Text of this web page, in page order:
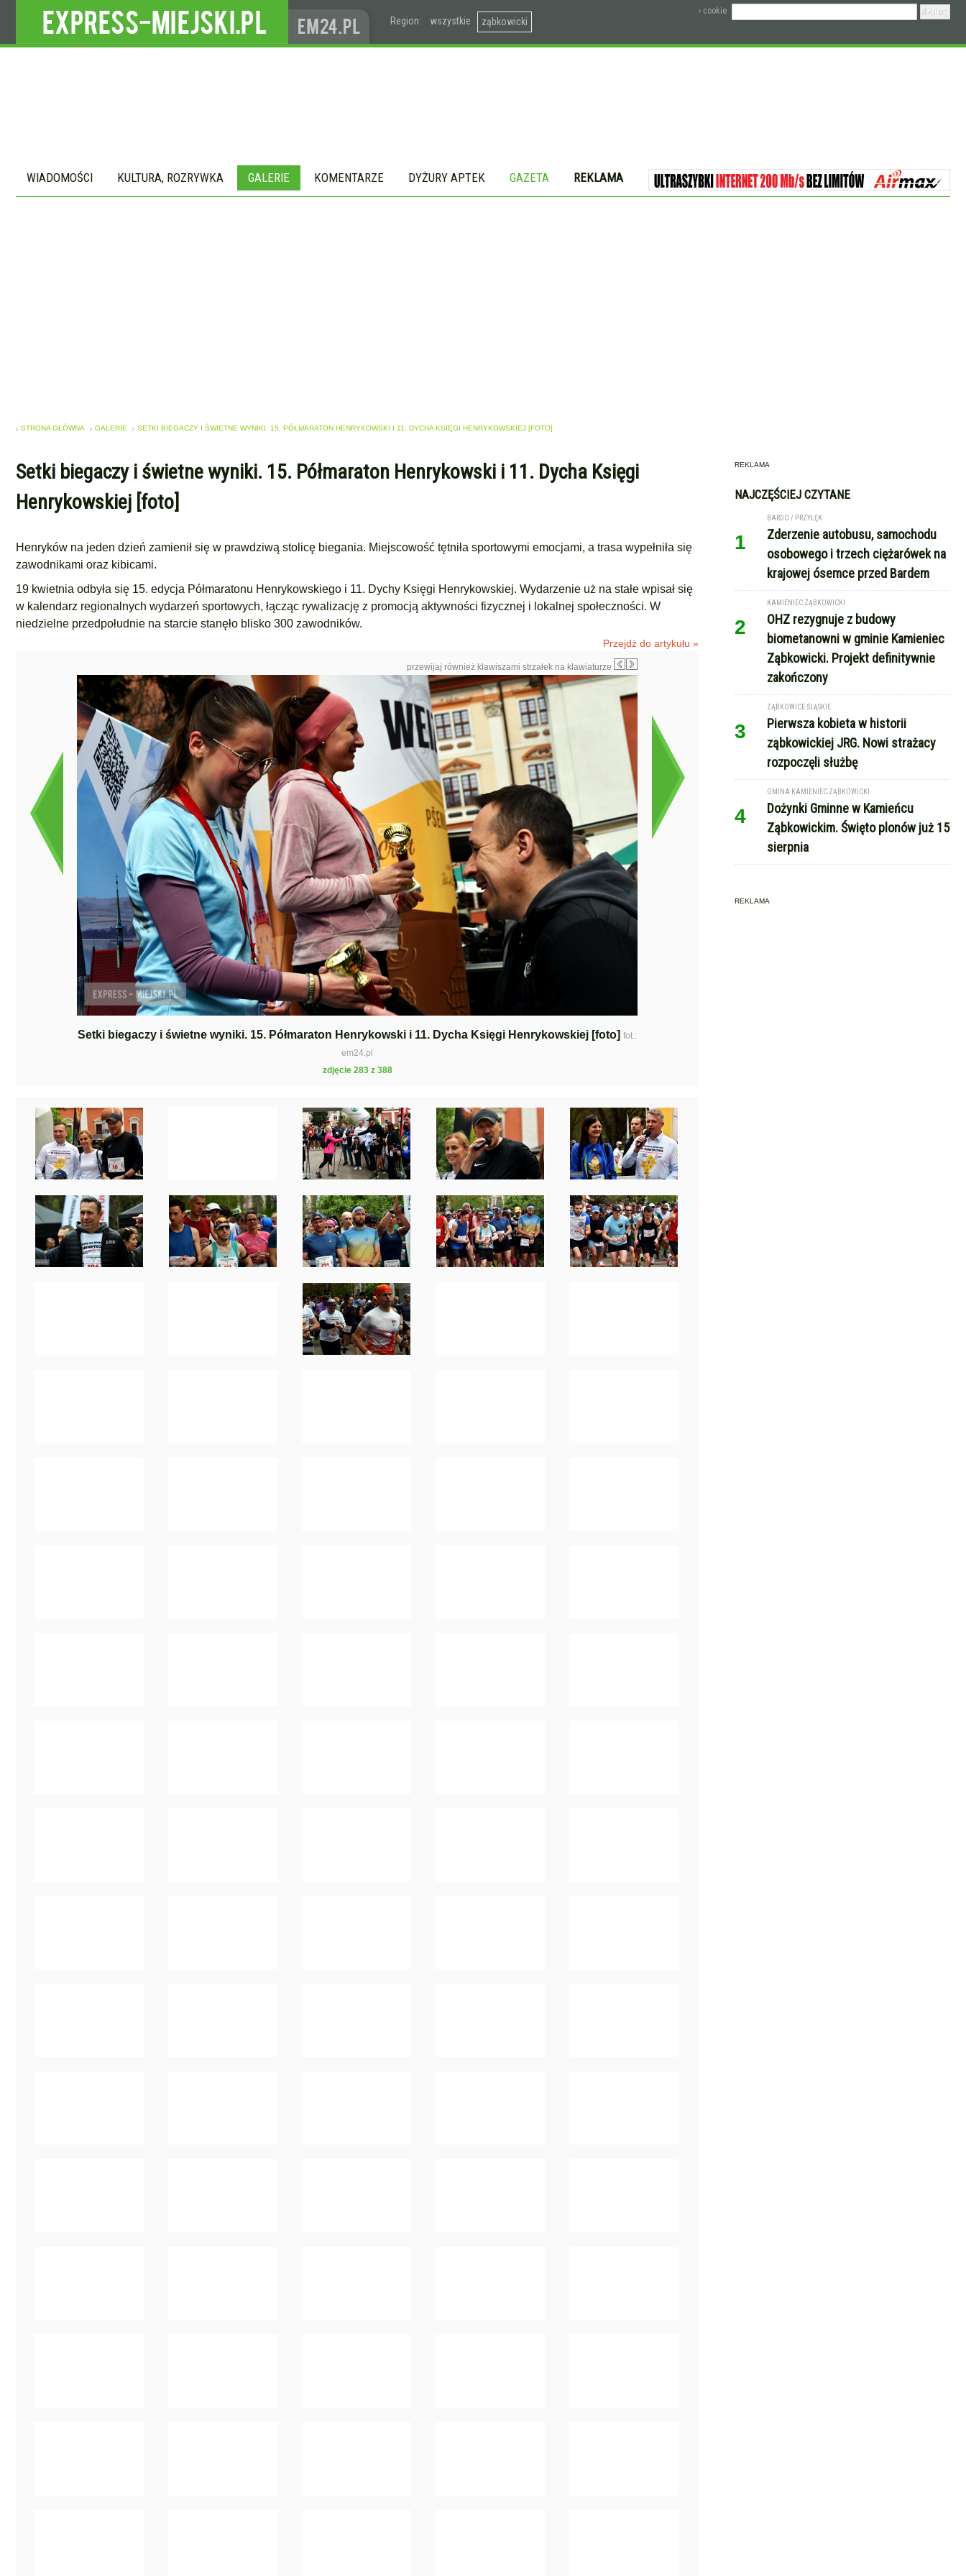
Region: wszystkie ząbkowicki
› cookie
WIADOMOŚCI KULTURA, ROZRYWKA GALERIE KOMENTARZE DYŻURY APTEK GAZETA REKLAMA
STRONA GŁÓWNA GALERIE SETKI BIEGACZY I ŚWIETNE WYNIKI. 15. PÓŁMARATON HENRYKOWSKI I 11. DYCHA KSIĘGI HENRYKOWSKIEJ [FOTO]
Setki biegaczy i świetne wyniki. 15. Półmaraton Henrykowski i 11. Dycha Księgi
Henrykowskiej [foto]
Henryków na jeden dzień zamienił się w prawdziwą stolicę biegania. Miejscowość tętniła sportowymi emocjami, a trasa wypełniła się
zawodnikami oraz kibicami.
19 kwietnia odbyła się 15. edycja Półmaratonu Henrykowskiego i 11. Dychy Księgi Henrykowskiej. Wydarzenie uż na stałe wpisał się
w kalendarz regionalnych wydarzeń sportowych, łącząc rywalizację z promocją aktywności fizycznej i lokalnej społeczności. W
niedzielne przedpołudnie na starcie stanęło blisko 300 zawodników.
Przejdź do artykułu »
przewijaj również klawiszami strzałek na klawiaturze
Setki biegaczy i świetne wyniki. 15. Półmaraton Henrykowski i 11. Dycha Księgi Henrykowskiej [foto] fot.:
em24.pl
zdjęcie 283 z 388
REKLAMA
NAJCZĘŚCIEJ CZYTANE
1
BARDO / PRZYŁĘK
Zderzenie autobusu, samochodu
osobowego i trzech ciężarówek na
krajowej ósemce przed Bardem
2
KAMIENIEC ZĄBKOWICKI
OHZ rezygnuje z budowy
biometanowni w gminie Kamieniec
Ząbkowicki. Projekt definitywnie
zakończony
3
ZĄBKOWICE ŚLĄSKIE
Pierwsza kobieta w historii
ząbkowickiej JRG. Nowi strażacy
rozpoczęli służbę
4
GMINA KAMIENIEC ZĄBKOWICKI
Dożynki Gminne w Kamieńcu
Ząbkowickim. Święto plonów już 15
sierpnia
REKLAMA